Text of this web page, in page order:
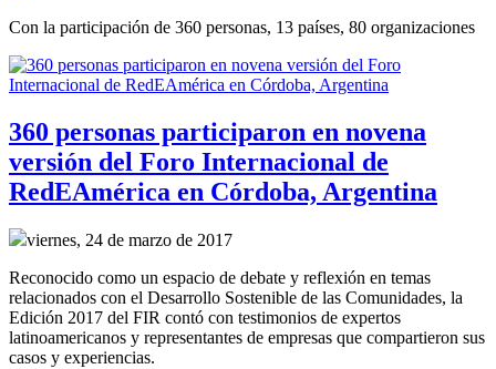
Con la participación de 360 personas, 13 países, 80 organizaciones
360 personas participaron en novena
versión del Foro Internacional de
RedEAmérica en Córdoba, Argentina
viernes, 24 de marzo de 2017
Reconocido como un espacio de debate y reflexión en temas
relacionados con el Desarrollo Sostenible de las Comunidades, la
Edición 2017 del FIR contó con testimonios de expertos
latinoamericanos y representantes de empresas que compartieron sus
casos y experiencias.